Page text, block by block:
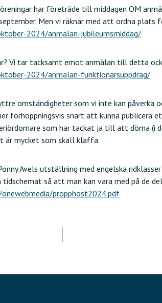
har företräde till middagen OM
Men vi räknar med att ordna plats
2024/anmalan-jubileumsmiddag/
Vi tar tacksamt emot anmälan till detta
2024/anmalan-funktionarsuppdrag/
omständigheter som vi inte kan påverka
förhoppningsvis snart att kunna publicera
som har tackat ja till att döma (i
är mycket som skall klaffa.
Avels utställning med engelska ridklasser
så att man kan vara med på de
propphost2024.pdf